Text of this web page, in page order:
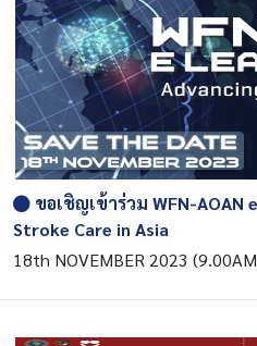
ขอเชิญเข้าร่วม WFN-AOAN
Stroke Care in Asia
18th NOVEMBER 2023